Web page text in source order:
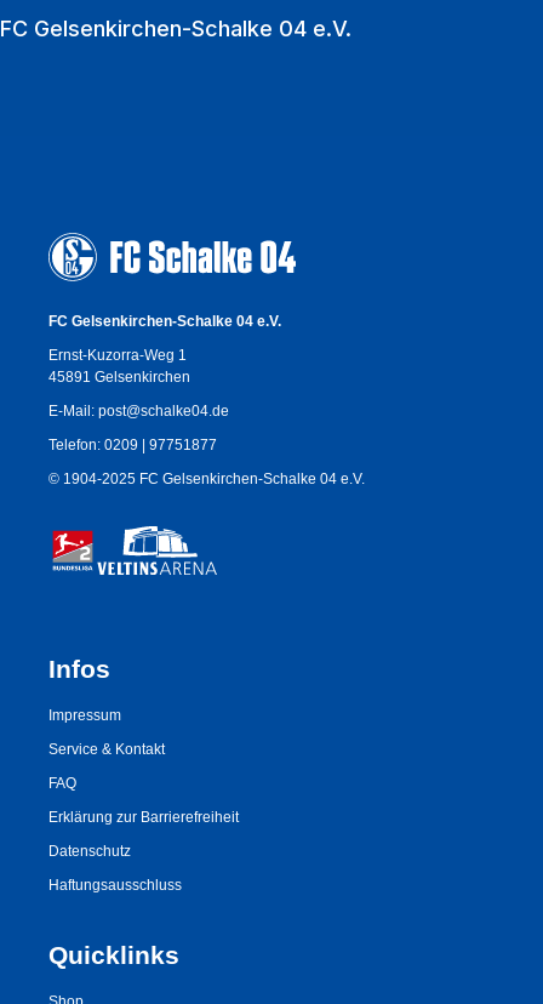
FC Gelsenkirchen-Schalke 04 e.V.